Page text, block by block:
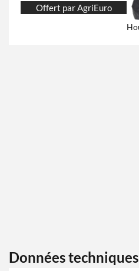
Offert par AgriEuro
Données techniques